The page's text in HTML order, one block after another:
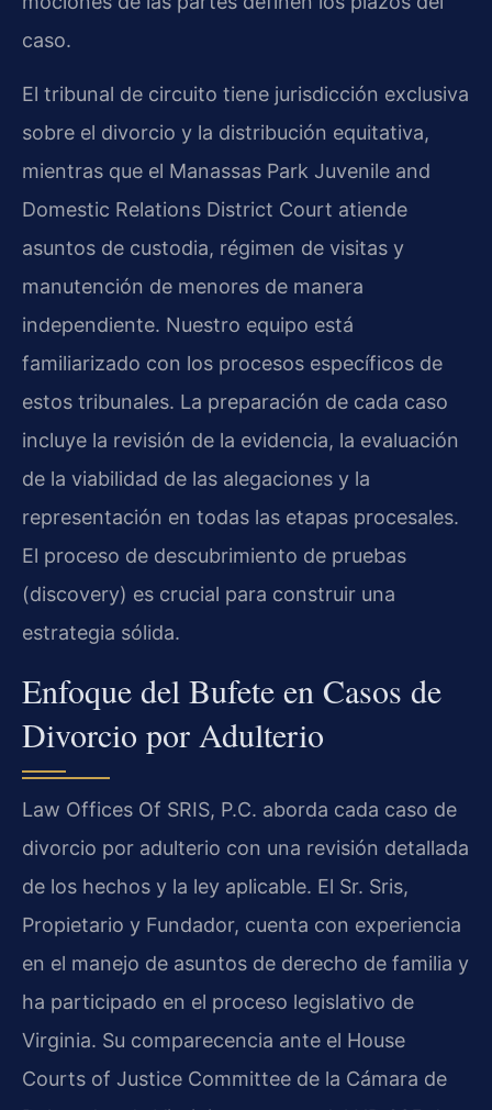
caso.
El tribunal de circuito tiene jurisdicción exclusiva
sobre el divorcio y la distribución equitativa,
mientras que el Manassas Park Juvenile and
Domestic Relations District Court atiende
asuntos de custodia, régimen de visitas y
manutención de menores de manera
independiente. Nuestro equipo está
familiarizado con los procesos específicos de
estos tribunales. La preparación de cada caso
incluye la revisión de la evidencia, la evaluación
de la viabilidad de las alegaciones y la
representación en todas las etapas procesales.
El proceso de descubrimiento de pruebas
(discovery) es crucial para construir una
estrategia sólida.
Enfoque del Bufete en Casos de
Divorcio por Adulterio
Law Offices Of SRIS, P.C. aborda cada caso de
divorcio por adulterio con una revisión detallada
de los hechos y la ley aplicable. El Sr. Sris,
Propietario y Fundador, cuenta con experiencia
en el manejo de asuntos de derecho de familia y
ha participado en el proceso legislativo de
Virginia. Su comparecencia ante el House
Courts of Justice Committee de la Cámara de